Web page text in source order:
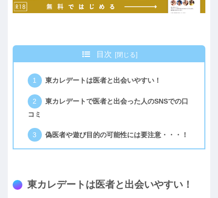
目次
東カレデートは医者と出会いやすい！
東カレデートで医者と出会った人のSNSでの口
コミ
偽医者や遊び目的の可能性には要注意・・・！
東カレデートは医者と出会いやすい！